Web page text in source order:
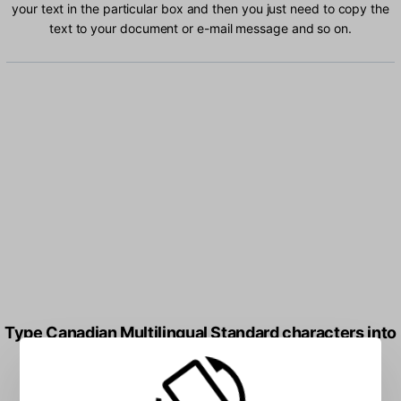
your text in the particular box and then you just need to copy the
text to your document or e-mail message and so on.
Type Canadian Multilingual Standard characters into
the box: